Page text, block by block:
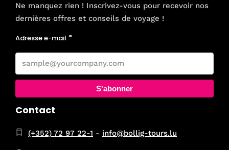
Ne manquez rien ! Inscrivez-vous pour recevoir nos
dernières offres et conseils de voyage !
Adresse e-mail
S'abonner
Contact
(+352) 72 97 22-1 - info@bollig-tours.lu